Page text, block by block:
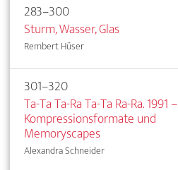
283–300
Sturm, Wasser, Glas
Rembert Hüser
301–320
Ta-Ta Ta-Ra Ta-Ta Ra-Ra. 1991 –
Kompressionsformate und
Memoryscapes
Alexandra Schneider